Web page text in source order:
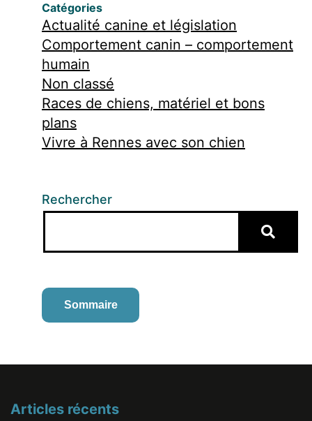
Catégories
Actualité canine et législation
Comportement canin – comportement
humain
Non classé
Races de chiens, matériel et bons
plans
Vivre à Rennes avec son chien
Rechercher
Sommaire
Articles récents